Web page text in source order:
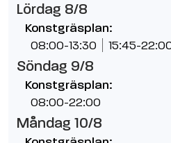
Lördag 8/8
Konstgräsplan:
08:00-13:30 15:45-
Söndag 9/8
Konstgräsplan:
08:00-22:00
Måndag 10/8